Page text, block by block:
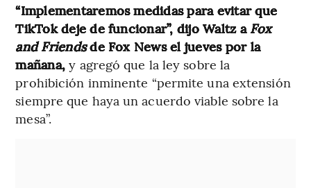
“Implementaremos medidas para evitar que
TikTok deje de funcionar”, dijo Waltz a Fox
and Friendsde Fox News el jueves por la
mañana,y agregó que la ley sobre la
prohibición inminente “permite una extensión
siempre que haya un acuerdo viable sobre la
mesa”.